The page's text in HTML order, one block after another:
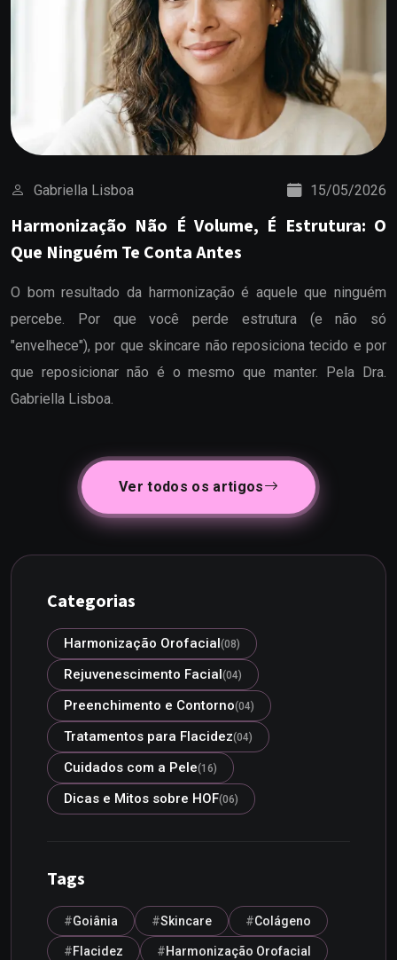
Gabriella Lisboa 15/05/2026
Harmonização Não É Volume, É Estrutura: O
Que Ninguém Te Conta Antes
O bom resultado da harmonização é aquele que ninguém
percebe. Por que você perde estrutura (e não só
"envelhece"), por que skincare não reposiciona tecido e por
que reposicionar não é o mesmo que manter. Pela Dra.
Gabriella Lisboa.
Ver todos os artigos
Categorias
Harmonização Orofacial(08)
Rejuvenescimento Facial(04)
Preenchimento e Contorno(04)
Tratamentos para Flacidez(04)
Cuidados com a Pele(16)
Dicas e Mitos sobre HOF(06)
Tags
Goiânia Skincare Colágeno
Flacidez Harmonização Orofacial